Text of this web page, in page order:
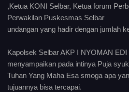
,Ketua KONI Selbar, Ketua forum
Perwakilan Puskesmas Selbar
undangan yang hadir dengan jumlah
Kapolsek Selbar AKP I NYOMAN
menyampaikan pada intinya Puja
Tuhan Yang Maha Esa smoga apa
tujuannya bisa tercapai.